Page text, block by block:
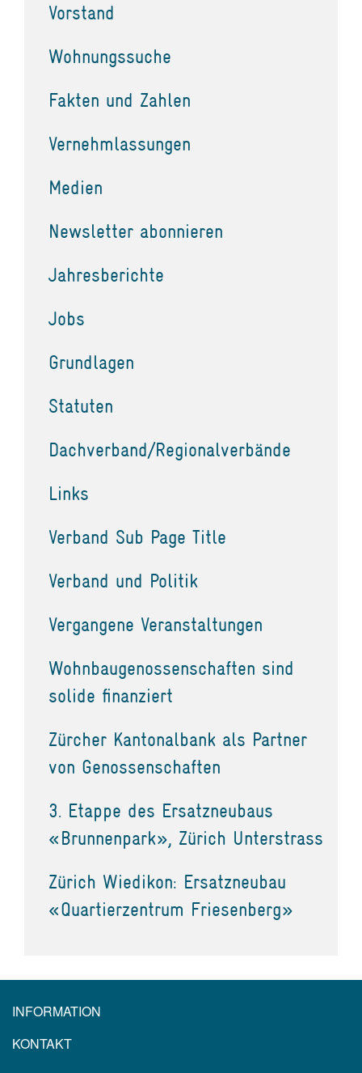
Vorstand
Wohnungssuche
Fakten und Zahlen
Vernehmlassungen
Medien
Newsletter abonnieren
Jahresberichte
Jobs
Grundlagen
Statuten
Dachverband/Regionalverbände
Links
Verband Sub Page Title
Verband und Politik
Vergangene Veranstaltungen
Wohnbaugenossenschaften sind
solide finanziert
Zürcher Kantonalbank als Partner
von Genossenschaften
3. Etappe des Ersatzneubaus
«Brunnenpark», Zürich Unterstrass
Zürich Wiedikon: Ersatzneubau
«Quartierzentrum Friesenberg»
INFORMATION
KONTAKT